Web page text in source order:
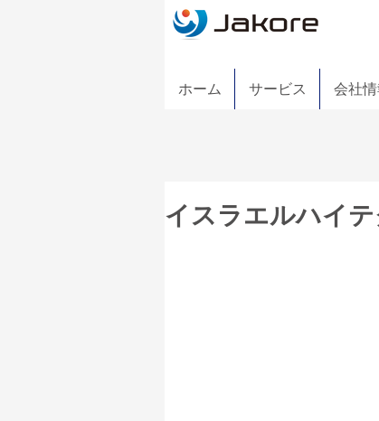
ホーム サービス 会社
イスラエルハイ